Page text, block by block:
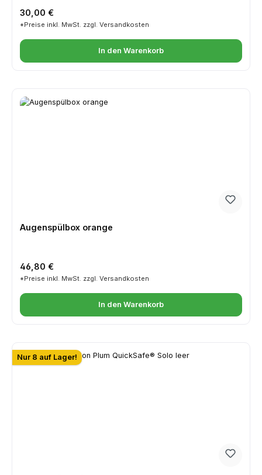
Regulärer Preis:
30,00 €
*Preise inkl. MwSt. zzgl. Versandkosten
In den Warenkorb
Augenspülbox orange
Regulärer Preis:
46,80 €
*Preise inkl. MwSt. zzgl. Versandkosten
In den Warenkorb
Nur 8 auf Lager!